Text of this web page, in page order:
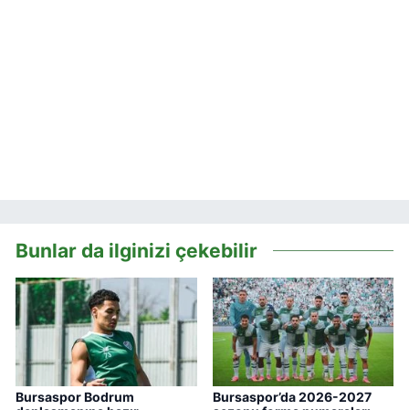
Bunlar da ilginizi çekebilir
Bursaspor Bodrum
Bursaspor’da 2026-2027